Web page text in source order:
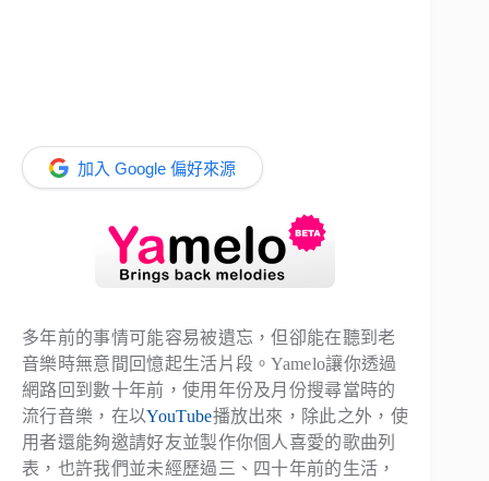
加入 Google 偏好來源
多年前的事情可能容易被遺忘，但卻能在聽到老
音樂時無意間回憶起生活片段。Yamelo讓你透過
網路回到數十年前，使用年份及月份搜尋當時的
流行音樂，在以YouTube播放出來，除此之外，使
用者還能夠邀請好友並製作你個人喜愛的歌曲列
表，也許我們並未經歷過三、四十年前的生活，